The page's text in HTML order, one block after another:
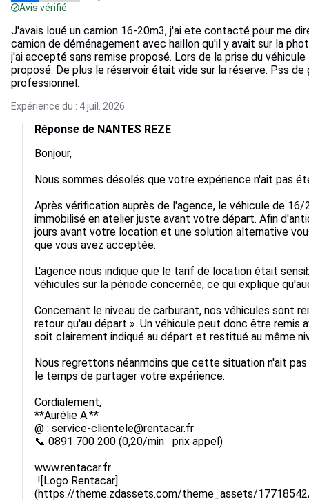
Avis vérifié
J'avais loué un camion 16-20m3, j'ai ete contacté pour me
camion de déménagement avec haillon qu'il y avait sur la
j'ai accepté sans remise proposé. Lors de la prise du
proposé. De plus le réservoir était vide sur la réserve. Pss
professionnel.
Expérience du : 4 juil. 2026
Réponse de NANTES REZE
Bonjour,
Nous sommes désolés que votre expérience n'ait pas
Après vérification auprès de l'agence, le véhicule de
immobilisé en atelier juste avant votre départ. Afin
jours avant votre location et une solution alternative
que vous avez acceptée.
L'agence nous indique que le tarif de location était
véhicules sur la période concernée, ce qui explique
Concernant le niveau de carburant, nos véhicules sont
retour qu'au départ ». Un véhicule peut donc être remis
soit clairement indiqué au départ et restitué au même
Nous regrettons néanmoins que cette situation n'ait
le temps de partager votre expérience.
Cordialement,
**Aurélie A.**
@ : service-clientele@rentacar.fr
📞 0891 700 200 (0,20/min   prix appel)
www.rentacar.fr
(https://theme.zdassets.com/theme_assets/